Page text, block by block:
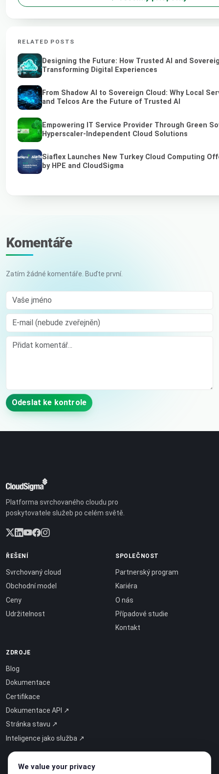
RELATED POSTS
Designing the Future: How Trusted AI and
Transforming Digital Experiences
From Shadow AI to Sovereign Cloud: Why Local
and Telcos Are the Future of Trusted AI
Empowering IT Service Provider Through Green
Hyperscaler-Independent Cloud Solutions
Siaflex Launches New Turkey Cloud Computing
by HPE and CloudSigma
Komentáře
Zatím žádné komentáře. Buďte první.
Vaše jméno
E-mail (nebude zveřejněn)
Comment
Odeslat ke kontrole
Platforma svrchovaného cloudu pro
poskytovatele služeb po celém světě.
ŘEŠENÍ
Svrchovaný cloud
Obchodní model
Ceny
Udržitelnost
SPOLEČNOST
Partnerský program
Kariéra
O nás
Případové studie
Kontakt
ZDROJE
Blog
Dokumentace
Certifikace
Dokumentace API ↗
Stránka stavu ↗
Inteligence jako služba ↗
We value your privacy